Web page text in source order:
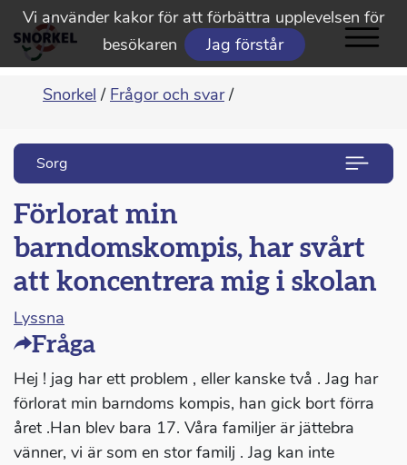
Vi använder kakor för att förbättra upplevelsen för
besökaren
Jag förstår
Snorkel / Frågor och svar /
Sorg
Förlorat min
barndomskompis, har svårt
att koncentrera mig i skolan
Lyssna
Fråga
Hej ! jag har ett problem , eller kanske två . Jag har
förlorat min barndoms kompis, han gick bort förra
året .Han blev bara 17. Våra familjer är jättebra
vänner, vi är som en stor familj . Jag kan inte